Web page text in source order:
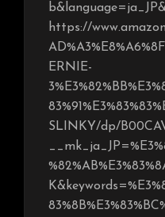
https://
ERNIE-
SLINKY/dp/